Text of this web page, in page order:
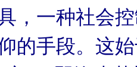
，一种社会
的手段。这